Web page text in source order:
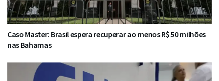
Caso Master: Brasil espera recuperar ao menos R$ 50 milhões
nas Bahamas